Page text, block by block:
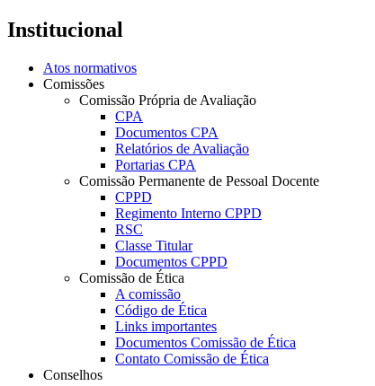
Institucional
Atos normativos
Comissões
Comissão Própria de Avaliação
CPA
Documentos CPA
Relatórios de Avaliação
Portarias CPA
Comissão Permanente de Pessoal Docente
CPPD
Regimento Interno CPPD
RSC
Classe Titular
Documentos CPPD
Comissão de Ética
A comissão
Código de Ética
Links importantes
Documentos Comissão de Ética
Contato Comissão de Ética
Conselhos